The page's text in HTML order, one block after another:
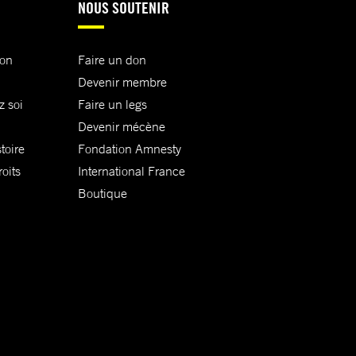
soi
NOUS SOUTENIR
Faire un don
Devenir membre
Faire un legs
Devenir mécène
Fondation Amnesty
International France
Boutique